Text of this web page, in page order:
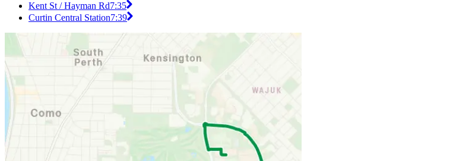
Kent St / Hayman Rd7:35
Curtin Central Station7:39